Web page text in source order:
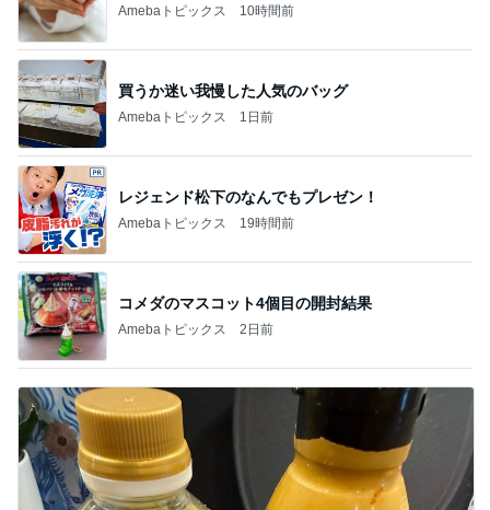
Amebaトピックス 10時間前
買うか迷い我慢した人気のバッグ
Amebaトピックス 1日前
レジェンド松下のなんでもプレゼン！
Amebaトピックス 19時間前
コメダのマスコット4個目の開封結果
Amebaトピックス 2日前